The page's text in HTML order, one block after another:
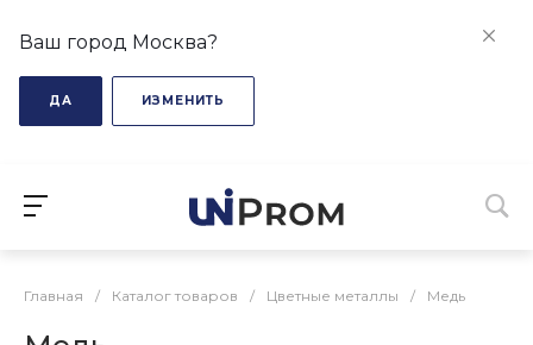
Ваш город Москва?
ДА ИЗМЕНИТЬ
Главная / Каталог товаров / Цветные металлы / Медь